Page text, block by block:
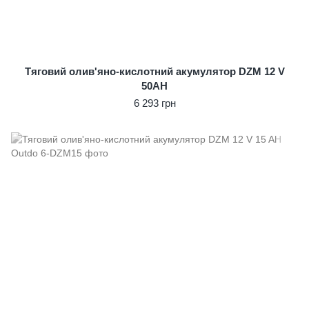
Тяговий олив'яно-кислотний акумулятор DZM 12 V
50AH
6 293 грн